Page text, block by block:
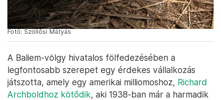
Fotó: Szöllősi Mátyás
A Baliem-völgy hivatalos fölfedezésében a
legfontosabb szerepet egy érdekes vállalkozás
játszotta, amely egy amerikai milliomoshoz, Richard
Archboldhoz kötődik, aki 1938-ban már a harmadik